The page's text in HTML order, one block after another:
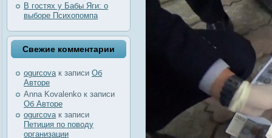
В гостях у Бабы Яги: о
выборе Психопомпа
Свежие комментарии
ogurcovaк записи Об
Авторе
Anna Kovalenko к записи
Об Авторе
ogurcovaк записи
Петиция по поводу
организации